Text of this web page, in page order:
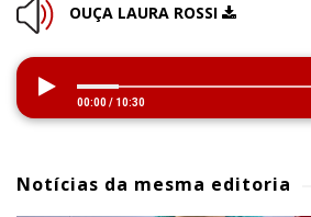
OUÇA LAURA ROSSI
00:00/ 10:30
Notícias da mesma editoria